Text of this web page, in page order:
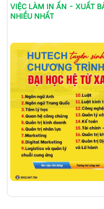
VIỆC LÀM IN ẤN - XUẤT
NHIỀU NHẤT